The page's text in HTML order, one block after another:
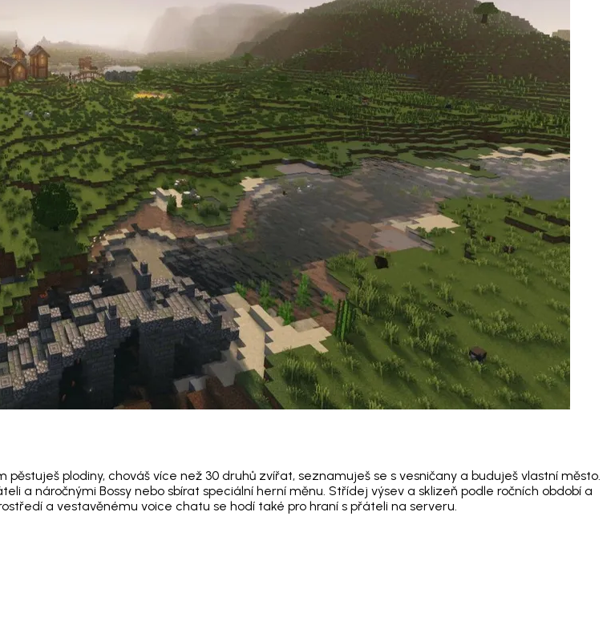
plodiny, chováš více než 30 druhů zvířat, seznamuješ se s vesničany a buduješ vlastní město.
a náročnými Bossy nebo sbírat speciální herní měnu. Střídej výsev a sklizeň podle ročních období a
a vestavěnému voice chatu se hodí také pro hraní s přáteli na serveru.